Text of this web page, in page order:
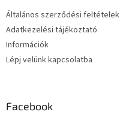
Általános szerződési feltételek
Adatkezelési tájékoztató
Információk
Lépj velünk kapcsolatba
Facebook